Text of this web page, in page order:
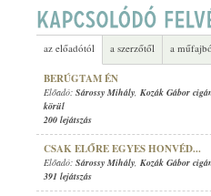
SÁROSSY MIHÁLY ,KOZÁK
az előadótól a szerzőtől a
BERÚGTAM ÉN
Előadó: Sárossy Mihály, Kozák Gábor
körül
200 lejátszás
CSAK ELŐRE EGYES HONVÉD...
Előadó: Sárossy Mihály, Kozák Gábor
391 lejátszás